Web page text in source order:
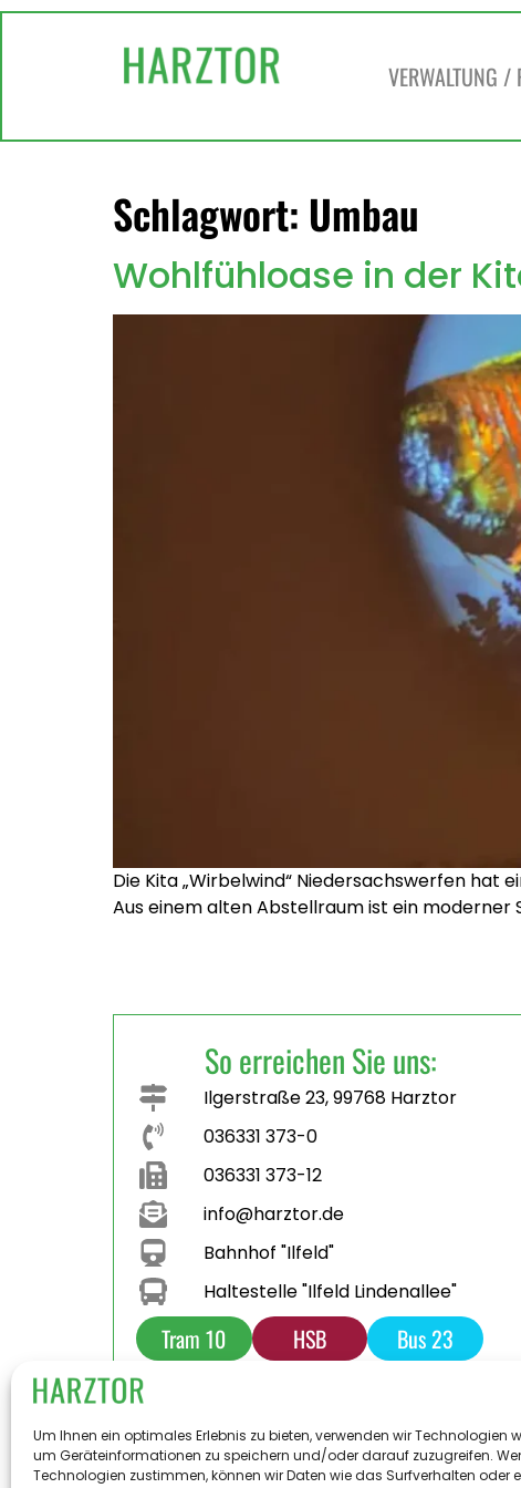
Um Ihnen ein optimales Erlebnis zu bieten, verwenden wir Technologien
um Geräteinformationen zu speichern und/oder darauf zuzugreifen.
Technologien zustimmen, können wir Daten wie das Surfverhalten oder
VERWALTUNG /
Schlagwort: Umbau
Wohlfühloase in der
Die Kita „Wirbelwind“ Niedersachswerfen
Aus einem alten Abstellraum ist ein moderner
So erreichen Sie uns:
Ilgerstraße 23, 99768 Harztor
036331 373-0
036331 373-12
info@harztor.de
Bahnhof "Ilfeld"
Haltestelle "Ilfeld Lindenallee"
Tram 10 HSB
Bus 23